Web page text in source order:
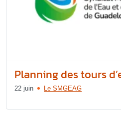
Planning des tours
22 juin Le SMGEAG